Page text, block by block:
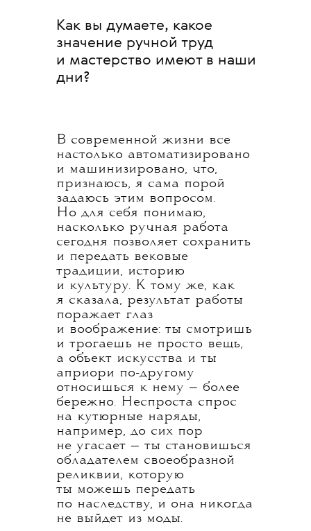
Как вы думаете, какое
значение ручной труд
и мастерство имеют в наши
дни?
В современной жизни все
настолько автоматизировано
и машинизировано, что,
признаюсь, я сама порой
задаюсь этим вопросом.
Но для себя понимаю,
насколько ручная работа
сегодня позволяет сохранить
и передать вековые
традиции, историю
и культуру. К тому же, как
я сказала, результат работы
поражает глаз
и воображение: ты смотришь
и трогаешь не просто вещь,
а объект искусства и ты
априори по-другому
относишься к нему — более
бережно. Неспроста спрос
на кутюрные наряды,
например, до сих пор
не угасает — ты становишься
обладателем своеобразной
реликвии, которую
ты можешь передать
по наследству, и она никогда
не выйдет из моды.